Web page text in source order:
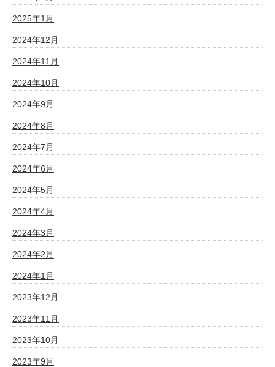
2025年1月
2024年12月
2024年11月
2024年10月
2024年9月
2024年8月
2024年7月
2024年6月
2024年5月
2024年4月
2024年3月
2024年2月
2024年1月
2023年12月
2023年11月
2023年10月
2023年9月